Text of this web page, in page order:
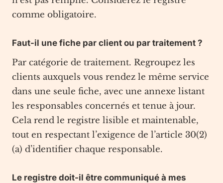
comme obligatoire.
Faut-il une fiche par client ou par traitement ?
Par catégorie de traitement. Regroupez les
clients auxquels vous rendez le même service
dans une seule fiche, avec une annexe listant
les responsables concernés et tenue à jour.
Cela rend le registre lisible et maintenable,
tout en respectant l’exigence de l’article 30(2)
(a) d’identifier chaque responsable.
Le registre doit-il être communiqué à mes